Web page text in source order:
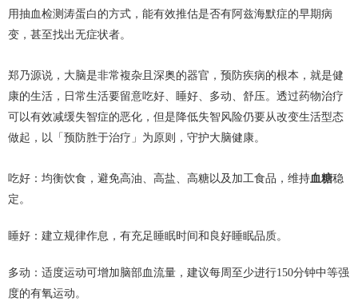
用抽血检测涛蛋白的方式，能有效推估是否有阿兹海默症的早期病
变，甚至找出无症状者。
郑乃源说，大脑是非常複杂且深奥的器官，预防疾病的根本，就是健
康的生活，日常生活要留意吃好、睡好、多动、舒压。透过药物治疗
可以有效减缓失智症的恶化，但是降低失智风险仍要从改变生活型态
做起，以「预防胜于治疗」为原则，守护大脑健康。
吃好：均衡饮食，避免高油、高盐、高糖以及加工食品，维持血糖稳
定。
睡好：建立规律作息，有充足睡眠时间和良好睡眠品质。
多动：适度运动可增加脑部血流量，建议每周至少进行150分钟中等强
度的有氧运动。